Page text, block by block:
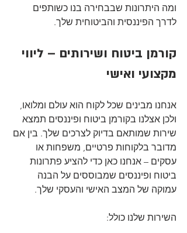
ומה היתרונות שבבחירה בנו כשותפים
לדרך הפיננסית והביטוחית שלך.
קורמן ביטוח ושירותים – ליווי
מקצועי ואישי
אנחנו מבינים שכל לקוח הוא עולם ומלואו,
ולכן אצלנו בקורמן ביטוח ופיננסים תמצא
שירות שמותאם בדיוק לצרכים שלך. בין אם
מדובר בלקוחות פרטיים, משפחות או
עסקים – אנחנו כאן כדי להציע פתרונות
ביטוח ופיננסים שמבוססים על הבנה
עמוקה של המצב האישי והעסקי שלך.
השירות שלנו כולל: